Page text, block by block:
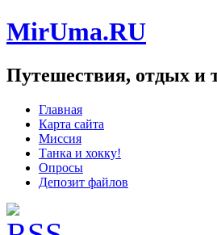
MirUma.RU
Путешествия, отдых и
Главная
Карта сайта
Миссия
Танка и хокку!
Опросы
Депозит файлов